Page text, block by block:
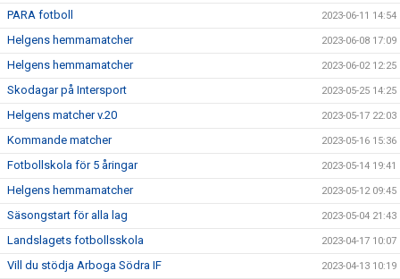
PARA fotboll 2023-06-11 14:54
Helgens hemmamatcher 2023-06-08 17:09
Helgens hemmamatcher 2023-06-02 12:25
Skodagar på Intersport 2023-05-25 14:25
Helgens matcher v.20 2023-05-17 22:03
Kommande matcher 2023-05-16 15:36
Fotbollskola för 5 åringar 2023-05-14 19:41
Helgens hemmamatcher 2023-05-12 09:45
Säsongstart för alla lag 2023-05-04 21:43
Landslagets fotbollsskola 2023-04-17 10:07
Vill du stödja Arboga Södra IF 2023-04-13 10:19